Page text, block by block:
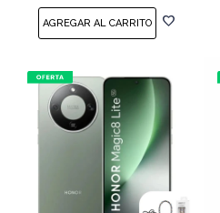
COMPARAR